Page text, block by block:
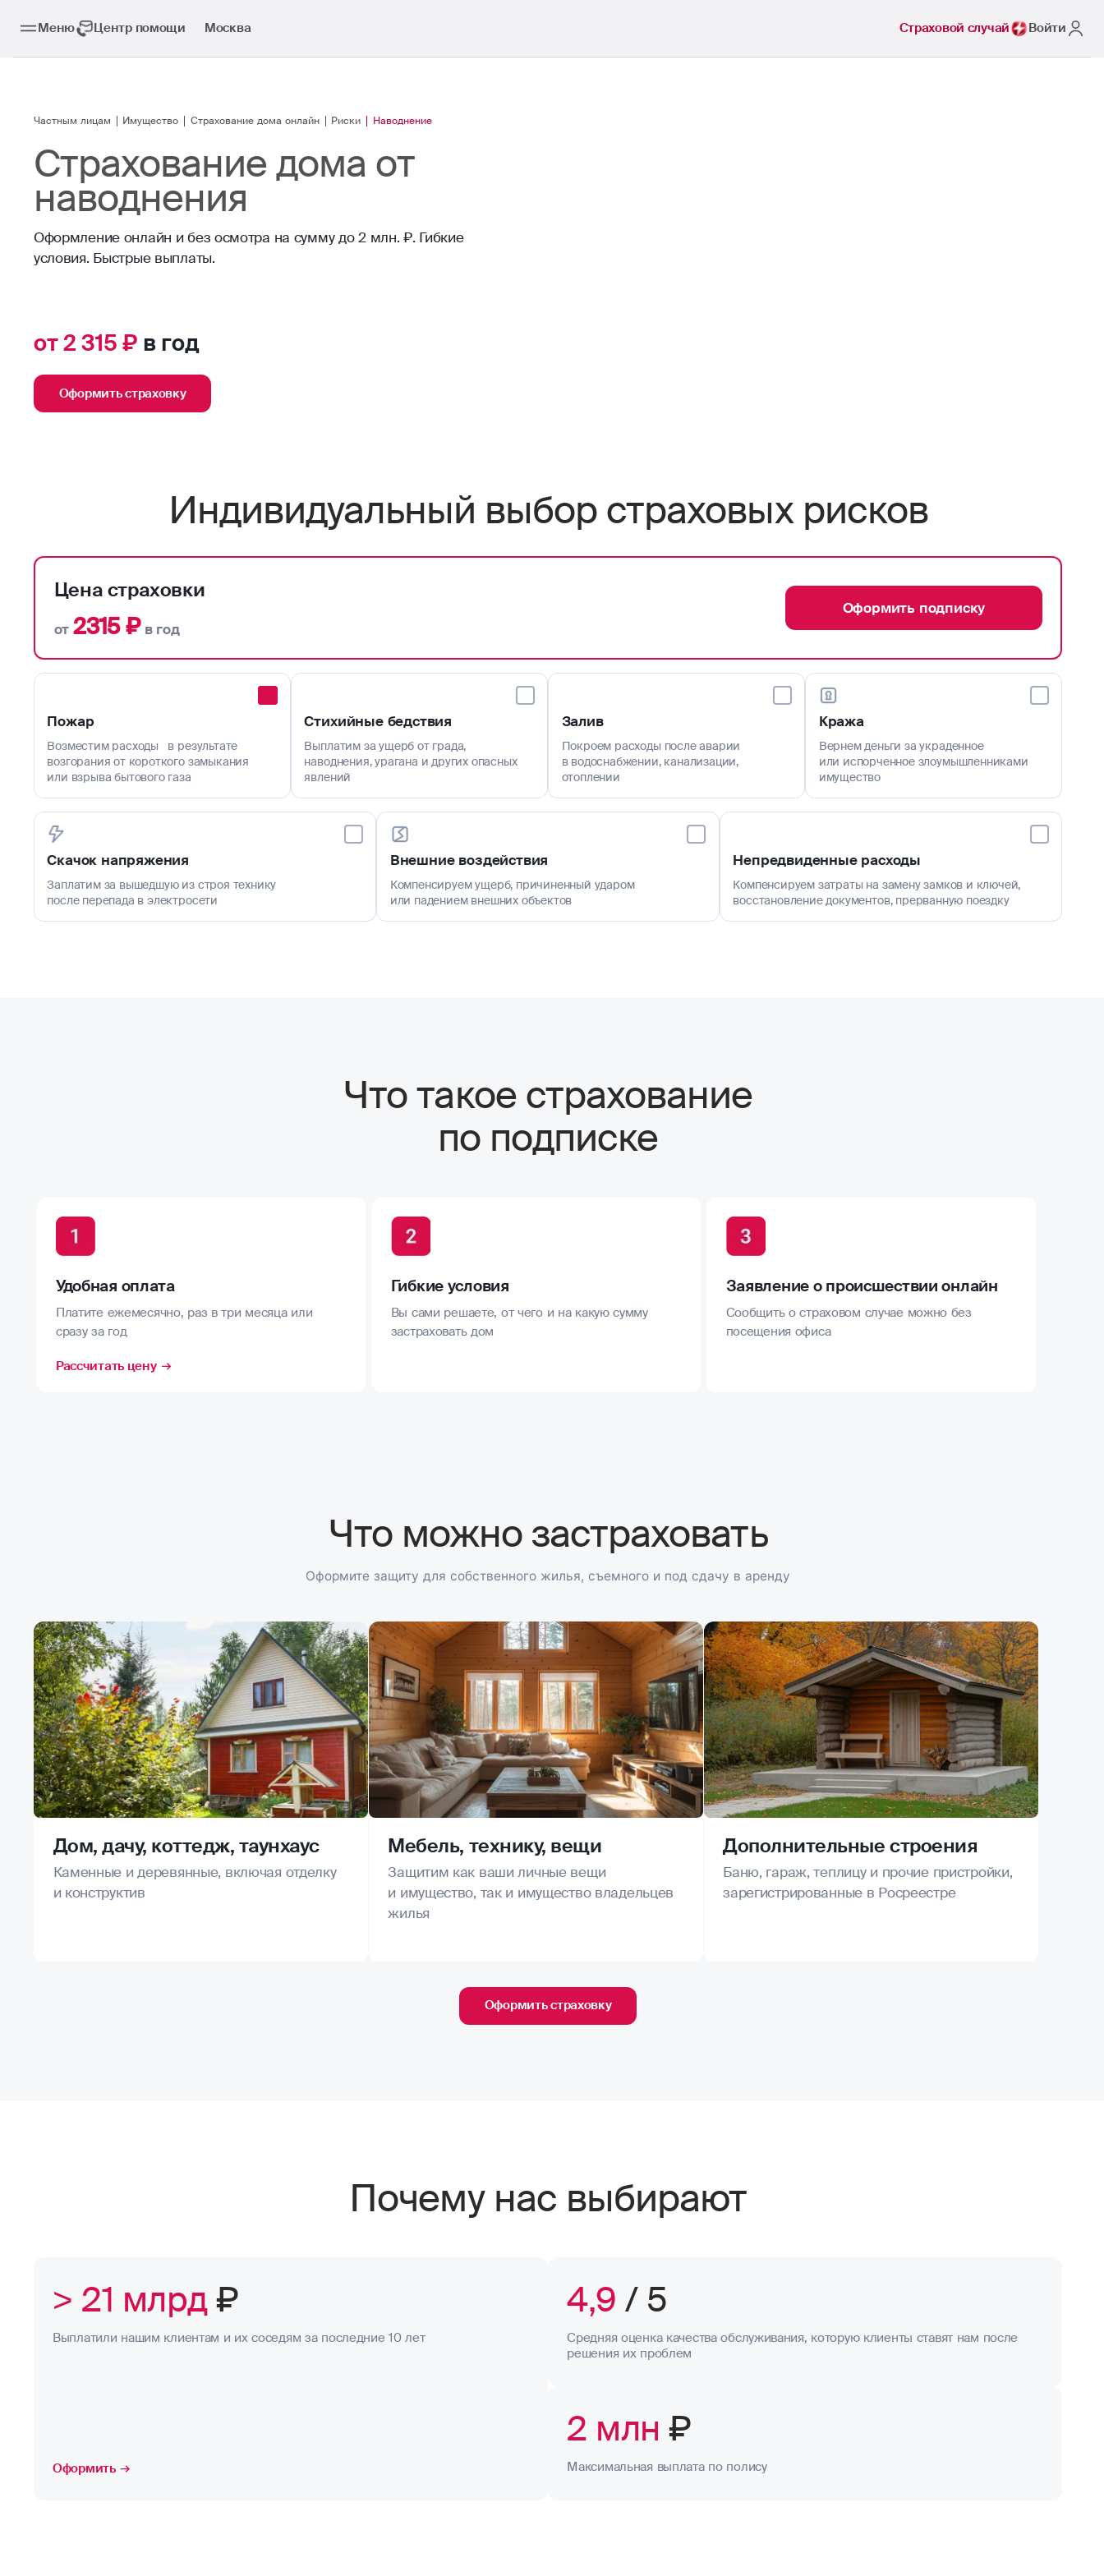
Меню Центр помощи Москва Страховой случай Войти
Частным лицам Имущество Страхование дома онлайн Риски Наводнение
Страхование дома от
наводнения
Оформление онлайн и без осмотра на сумму до 2 млн. ₽. Гибкие
условия. Быстрые выплаты.
от 2 315 ₽ в год
Оформить страховку
Индивидуальный выбор страховых рисков
Цена страховки
от 2315 ₽в год
Оформить подписку
Пожар
Возместим расходы в результате
возгорания от короткого замыкания
или взрыва бытового газа
Стихийные бедствия
Выплатим за ущерб от града,
наводнения, урагана и других опасных
явлений
Залив
Покроем расходы после аварии
в водоснабжении, канализации,
отоплении
Кража
Вернем деньги за украденное
или испорченное злоумышленниками
имущество
Скачок напряжения
Заплатим за вышедшую из строя технику
после перепада в электросети
Внешние воздействия
Компенсируем ущерб, причиненный ударом
или падением внешних объектов
Непредвиденные расходы
Компенсируем затраты на замену замков и ключей,
восстановление документов, прерванную поездку
Что такое страхование
по подписке
Удобная оплата
Платите ежемесячно, раз в три месяца или
сразу за год
Рассчитать цену
Гибкие условия
Вы сами решаете, от чего и на какую сумму
застраховать дом
Заявление о происшествии онлайн
Сообщить о страховом случае можно без
посещения офиса
Что можно застраховать
Оформите защиту для собственного жилья, съемного и под сдачу в аренду
Дом, дачу, коттедж, таунхаус
Каменные и деревянные, включая отделку
и конструктив
Мебель, технику, вещи
Защитим как ваши личные вещи
и имущество, так и имущество владельцев
жилья
Дополнительные строения
Баню, гараж, теплицу и прочие пристройки,
зарегистрированные в Росреестре
Оформить страховку
Почему нас выбирают
> 21 млрд₽
Выплатили нашим клиентам и их соседям за последние 10 лет
Оформить
4,9 / 5
Средняя оценка качества обслуживания, которую клиенты ставят нам после
решения их проблем
2 млн ₽
Максимальная выплата по полису